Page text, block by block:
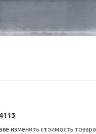
изменить стоимость товара